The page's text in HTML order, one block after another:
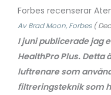
Forbes recenserar
Av Brad Moon, Forbes(
I juni publicerade jag
HealthPro Plus. Detta
luftrenare som
filtreringsteknik som